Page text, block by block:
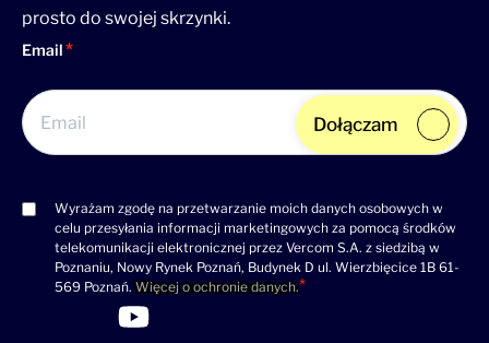
prosto do swojej skrzynki.
Email
Consent
(wymagane)
Wyrażam zgodę na przetwarzanie moich danych osobowych w
celu przesyłania informacji marketingowych za pomocą środków
telekomunikacji elektronicznej przez Vercom S.A. z siedzibą w
Poznaniu, Nowy Rynek Poznań, Budynek D ul. Wierzbięcice 1B 61-
569 Poznań.Więcej o ochronie danych.
Dołączam
>Link do profilu LinkedIn
>Link do profilu Facebook
>Link do profilu YouTube
>Link do profilu YouTube